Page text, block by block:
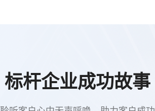
标杆企业成功故事